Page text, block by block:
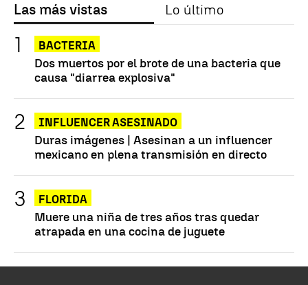
Las más vistas Lo último
BACTERIA
Dos muertos por el brote de una bacteria que
causa "diarrea explosiva"
INFLUENCER ASESINADO
Duras imágenes | Asesinan a un influencer
mexicano en plena transmisión en directo
FLORIDA
Muere una niña de tres años tras quedar
atrapada en una cocina de juguete